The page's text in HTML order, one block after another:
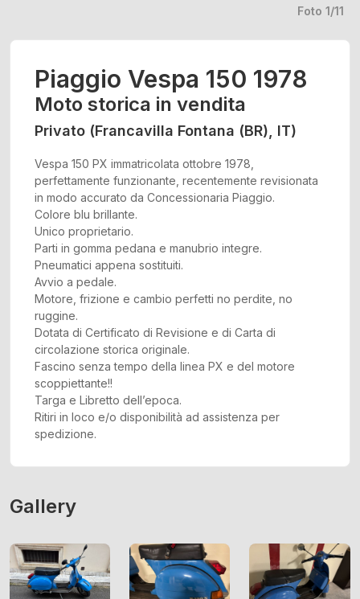
Foto 1/11
Piaggio Vespa 150 1978
Moto storica in vendita
Privato (Francavilla Fontana (BR), IT)
Vespa 150 PX immatricolata ottobre 1978,
perfettamente funzionante, recentemente revisionata
in modo accurato da Concessionaria Piaggio.
Colore blu brillante.
Unico proprietario.
Parti in gomma pedana e manubrio integre.
Pneumatici appena sostituiti.
Avvio a pedale.
Motore, frizione e cambio perfetti no perdite, no
ruggine.
Dotata di Certificato di Revisione e di Carta di
circolazione storica originale.
Fascino senza tempo della linea PX e del motore
scoppiettante!!
Targa e Libretto dell’epoca.
Ritiri in loco e/o disponibilità ad assistenza per
spedizione.
Gallery